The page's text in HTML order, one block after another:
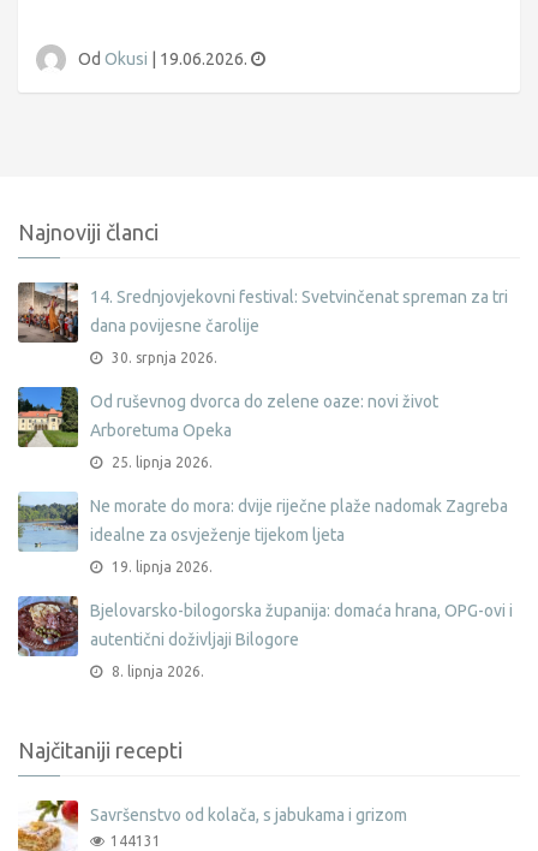
Od Okusi | 19.06.2026.
Najnoviji članci
14. Srednjovjekovni festival: Svetvinčenat spreman za tri
dana povijesne čarolije
30. srpnja 2026.
Od ruševnog dvorca do zelene oaze: novi život
Arboretuma Opeka
25. lipnja 2026.
Ne morate do mora: dvije riječne plaže nadomak Zagreba
idealne za osvježenje tijekom ljeta
19. lipnja 2026.
Bjelovarsko-bilogorska županija: domaća hrana, OPG-ovi i
autentični doživljaji Bilogore
8. lipnja 2026.
Najčitaniji recepti
Savršenstvo od kolača, s jabukama i grizom
144131